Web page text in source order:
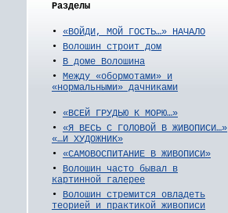
Разделы
• «ВОЙДИ, МОЙ ГОСТЬ…» НАЧАЛО
• Волошин строит дом
• В доме Волошина
• Между «обормотами» и
«нормальными» дачниками
• «ВСЕЙ ГРУДЬЮ К МОРЮ…»
• «Я ВЕСЬ С ГОЛОВОЙ В ЖИВОПИСИ…»
«…И ХУДОЖНИК»
• «САМОВОСПИТАНИЕ В ЖИВОПИСИ»
• Волошин часто бывал в
картинной галерее
• Волошин стремится овладеть
теорией и практикой живописи